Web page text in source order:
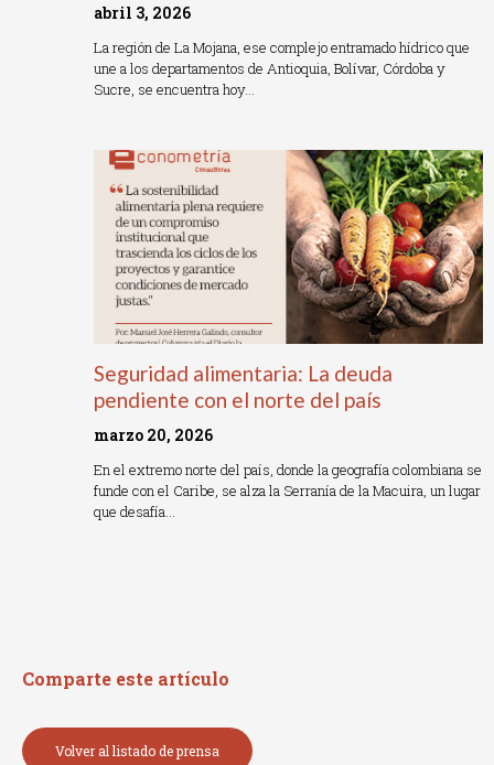
abril 3, 2026
La región de La Mojana, ese complejo entramado hídrico que
une a los departamentos de Antioquia, Bolívar, Córdoba y
Sucre, se encuentra hoy…
Seguridad alimentaria: La deuda
pendiente con el norte del país
marzo 20, 2026
En el extremo norte del país, donde la geografía colombiana se
funde con el Caribe, se alza la Serranía de la Macuira, un lugar
que desafía…
Comparte este artículo
Volver al listado de prensa